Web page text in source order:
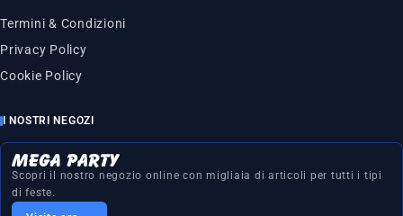
Termini & Condizioni
Privacy Policy
Cookie Policy
I NOSTRI NEGOZI
Scopri il nostro negozio online con migliaia di articoli per tutti i tipi
di feste.